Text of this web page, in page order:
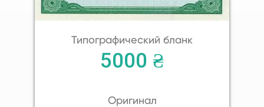
Типографический бланк
5000 ₴
Оригинал